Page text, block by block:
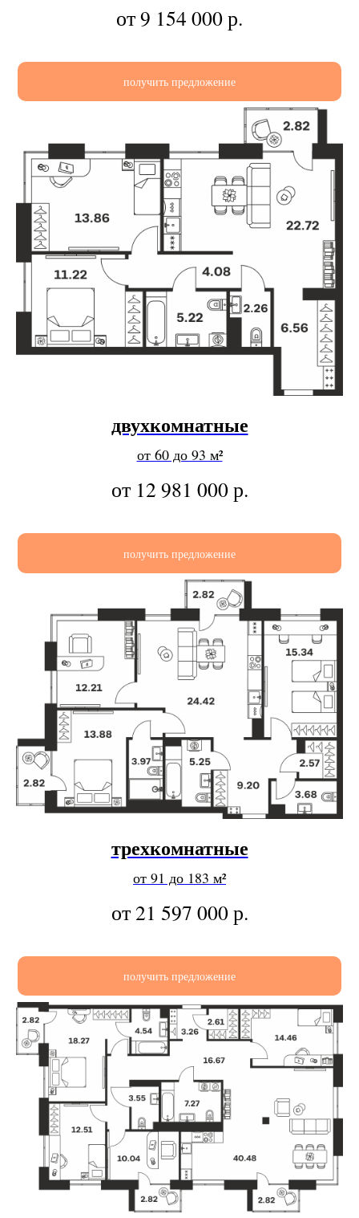
от 9 154 000р.
получить предложение
двухкомнатные
от 60 до 93 м²
от 12 981 000р.
получить предложение
трехкомнатные
от 91 до 183 м²
от 21 597 000р.
получить предложение